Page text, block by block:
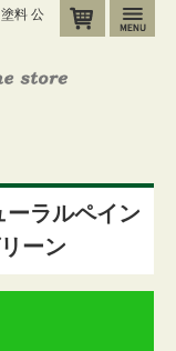
カート
料 公
ーラルペイン
ーン